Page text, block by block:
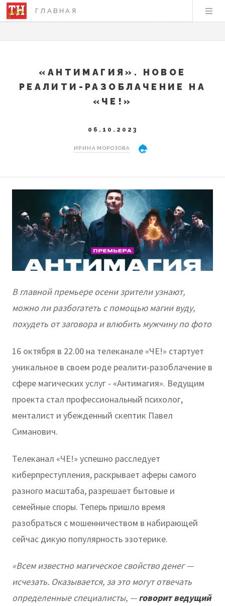
ГЛАВНАЯ
«АНТИМАГИЯ». НОВОЕ
РЕАЛИТИ-РАЗОБЛАЧЕНИЕ НА
«ЧЕ!»
06.10.2023
ИРИНА МОРОЗОВА
В главной премьере осени зрители узнают,
можно ли разбогатеть с помощью магии вуду,
похудеть от заговора и влюбить мужчину по фото
16 октября в 22.00 на телеканале «ЧЕ!» стартует
уникальное в своем роде реалити-разоблачение в
сфере магических услуг - «Антимагия». Ведущим
проекта стал профессиональный психолог,
менталист и убежденный скептик Павел
Симанович.
Телеканал «ЧЕ!» успешно расследует
киберпреступления, раскрывает аферы самого
разного масштаба, разрешает бытовые и
семейные споры. Теперь пришло время
разобраться с мошенничеством в набирающей
сейчас дикую популярность эзотерике.
«Всем известно магическое свойство денег —
исчезать. Оказывается, за это могут отвечать
определенные специалисты, —говорит ведущий